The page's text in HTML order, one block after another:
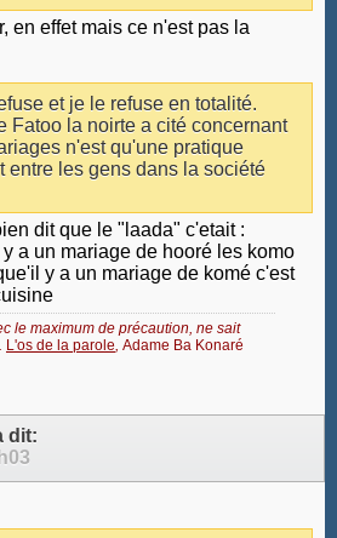
en effet mais ce n'est pas la
et je le refuse en totalité.
Fatoo la noirte a cité concernant
n'est qu'une pratique
entre les gens dans la société
dit que le "laada" c'etait :
a un mariage de hooré les komo
y a un mariage de komé c'est
le maximum de précaution, ne sait
L'os de la parole, Adame Ba Konaré
dit: